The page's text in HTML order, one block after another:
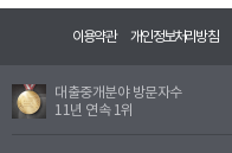
이용약관 개인정보처리방침
대출중개분야 방문자수
11년 연속 1위